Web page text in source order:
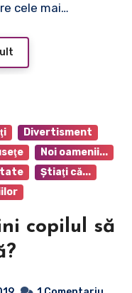
cele mai…
Divertisment
Noi oamenii...
Ştiaţi că...
copilul să